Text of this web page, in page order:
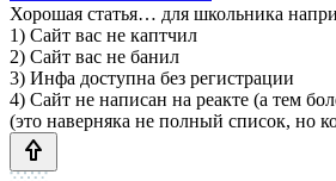
Хорошая статья… для школьника
1) Сайт вас не каптчил
2) Сайт вас не банил
3) Инфа доступна без регистрации
4) Сайт не написан на реакте (а тем
(это наверняка не полный список, но